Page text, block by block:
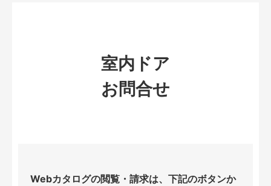
室内ドア
お問合せ
Webカタログの閲覧・請求は、下記のボタンか